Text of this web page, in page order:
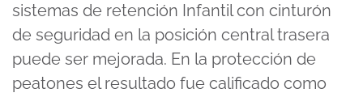
sistemas de retención Infantil con cinturón
de seguridad en la posición central trasera
puede ser mejorada. En la protección de
peatones el resultado fue calificado como